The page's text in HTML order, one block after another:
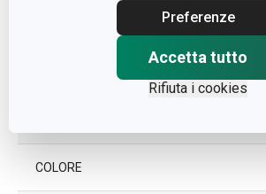
Preferenze
Accetta tutto
Rifiuta i cookies
LINEA DI PRODOTTO
COLORE